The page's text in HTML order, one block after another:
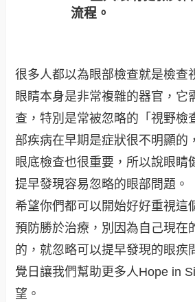
流程。
很多人都以為眼部檢查就是檢查
眼睛本身是非常複雜的器官，它
查，特別是常被忽略的「視野檢
部疾病在早期是症狀很不明顯的
眼底檢查也很重要，所以說眼睛
提早發現容易忽略的眼部問題。
希望你們都可以開始好好重視這
預防勝於治療，別因為自己現在
的，就忽略可以提早發現的眼疾
覺日讓我們幫助更多人Hope in
望。